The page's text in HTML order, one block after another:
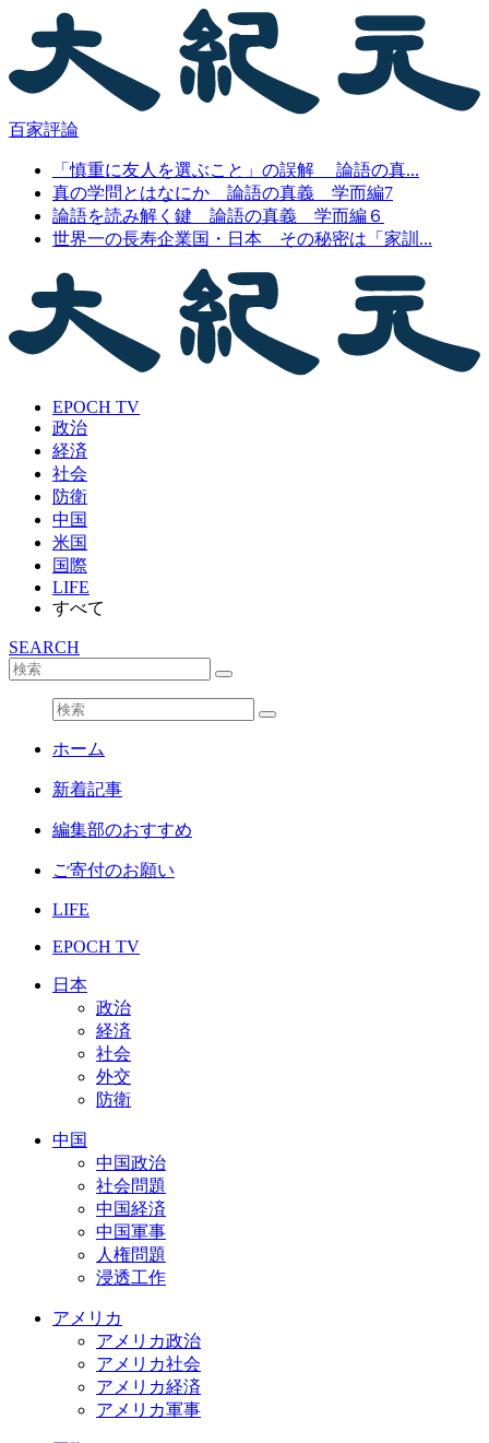
百家評論
「慎重に友人を選ぶこと」の誤解 論語の真...
真の学問とはなにか 論語の真義 学而編7
論語を読み解く鍵 論語の真義 学而編６
世界一の長寿企業国・日本 その秘密は「家訓...
EPOCH TV
政治
経済
社会
防衛
中国
米国
国際
LIFE
すべて
SEARCH
ホーム
新着記事
編集部のおすすめ
ご寄付のお願い
LIFE
EPOCH TV
日本
政治
経済
社会
外交
防衛
中国
中国政治
社会問題
中国経済
中国軍事
人権問題
浸透工作
アメリカ
アメリカ政治
アメリカ社会
アメリカ経済
アメリカ軍事